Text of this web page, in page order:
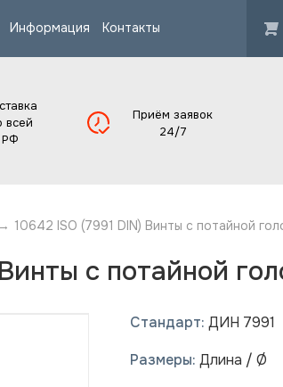
Информация Контакты
всей
РФ
Приём заявок
24/7
→ 10642 ISO (7991 DIN) Винты с потайной
с потайной
Гарантия качества
Стандарт:ДИН 7991
Размеры:Длина / Ø